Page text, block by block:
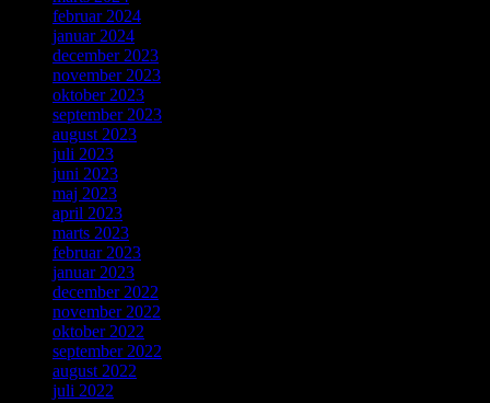
februar 2024
januar 2024
december 2023
november 2023
oktober 2023
september 2023
august 2023
juli 2023
juni 2023
maj 2023
april 2023
marts 2023
februar 2023
januar 2023
december 2022
november 2022
oktober 2022
september 2022
august 2022
juli 2022